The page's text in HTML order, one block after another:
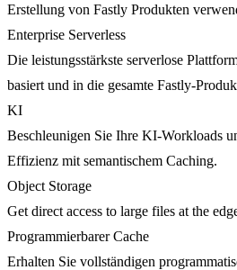
Erstellung von Fastly Produkten
Enterprise Serverless
Die leistungsstärkste serverlose
basiert und in die gesamte Fastly-
KI
Beschleunigen Sie Ihre KI-Workloads
Effizienz mit semantischem Caching.
Object Storage
Get direct access to large files at the
Programmierbarer Cache
Erhalten Sie vollständigen